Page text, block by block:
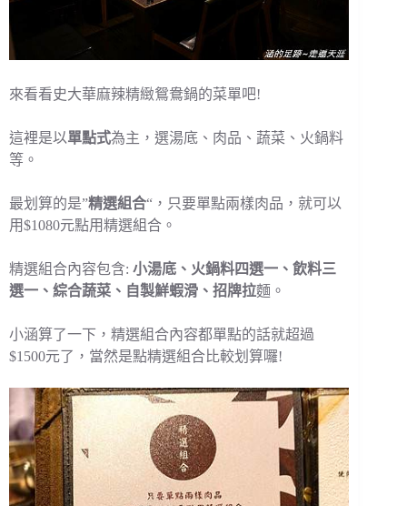
來看看史大華麻辣精緻鴛鴦鍋的菜單吧!
這裡是以單點式為主，選湯底、肉品、蔬菜、火鍋料
等。
最划算的是”精選組合“，只要單點兩樣肉品，就可以
用$1080元點用精選組合。
精選組合內容包含: 小湯底、火鍋料四選一、飲料三
選一、綜合蔬菜、自製鮮蝦滑、招牌拉麵。
小涵算了一下，精選組合內容都單點的話就超過
$1500元了，當然是點精選組合比較划算囉!